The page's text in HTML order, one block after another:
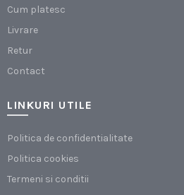
Cum platesc
Livrare
Retur
Contact
LINKURI UTILE
Politica de confidentialitate
Politica cookies
Termeni si conditii